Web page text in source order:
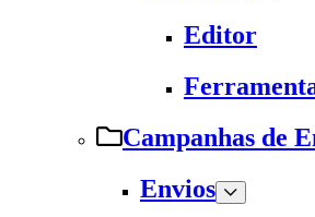
Editor
Campanhas de
Envios